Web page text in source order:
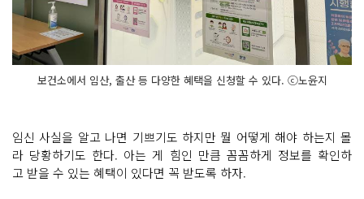
보건소에서 임산, 출산 등 다양한 혜택을 신청할 수 있다. ⓒ노윤지
임신 사실을 알고 나면 기쁘기도 하지만 뭘 어떻게 해야 하는지 몰
라 당황하기도 한다. 아는 게 힘인 만큼 꼼꼼하게 정보를 확인하
고 받을 수 있는 혜택이 있다면 꼭 받도록 하자.